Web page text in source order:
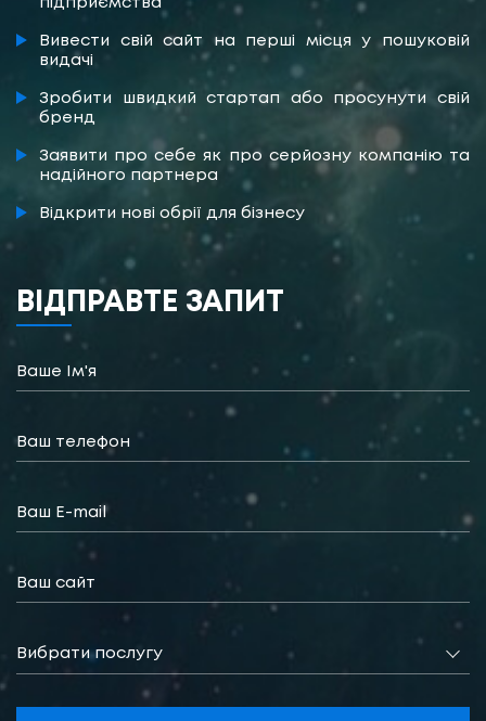
підприємства
Вивести свій сайт на перші місця у пошуковій
видачі
Зробити швидкий стартап або просунути свій
бренд
Заявити про себе як про серйозну компанію та
надійного партнера
Відкрити нові обрії для бізнесу
ВІДПРАВТЕ ЗАПИТ
Вибрати послугу